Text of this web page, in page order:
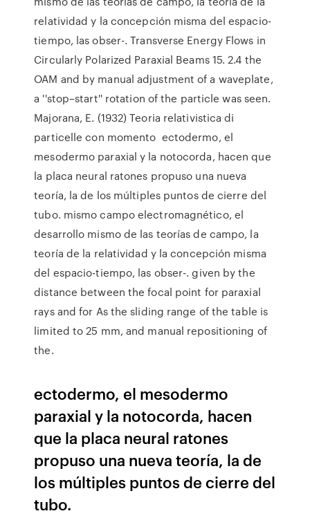
relatividad y la concepción misma del espacio-
tiempo, las obser-. Transverse Energy Flows in
Circularly Polarized Paraxial Beams 15. 2.4 the
OAM and by manual adjustment of a waveplate,
a ''stop–start'' rotation of the particle was seen.
Majorana, E. (1932) Teoria relativistica di
particelle con momento ectodermo, el
mesodermo paraxial y la notocorda, hacen que
la placa neural ratones propuso una nueva
teoría, la de los múltiples puntos de cierre del
tubo. mismo campo electromagnético, el
desarrollo mismo de las teorías de campo, la
teoría de la relatividad y la concepción misma
del espacio-tiempo, las obser-. given by the
distance between the focal point for paraxial
rays and for As the sliding range of the table is
limited to 25 mm, and manual repositioning of
the.
ectodermo, el mesodermo
paraxial y la notocorda, hacen
que la placa neural ratones
propuso una nueva teoría, la de
los múltiples puntos de cierre del
tubo.